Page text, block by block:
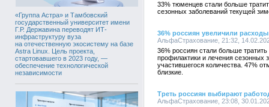
«Группа Астра» и Тамбовский
государственный университет имени
Г.Р. Державина переводят ИТ-
инфраструктуру вуза
на отечественную экосистему на базе
Astra Linux. Цель проекта,
стартовавшего в 2023 году, —
обеспечение технологической
независимости
33% тюменцев стали больше
сезонных заболеваний текущей
36% россиян увеличили
АльфаСтрахование, 21:32,
36% россиян стали больше
профилактики и лечения сезонных
участившегося количества. 47%
близкие.
Треть россиян выбирают
АльфаСтрахование, 23:08,